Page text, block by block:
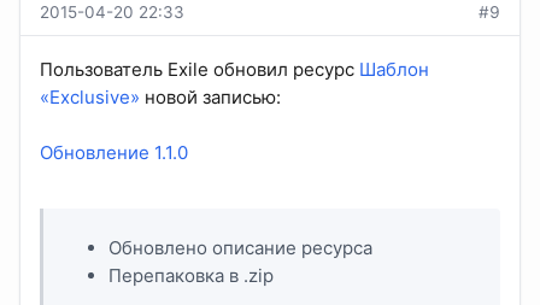
2015-04-20 22:33 #9
Пользователь Exile обновил ресурс Шаблон
«Exclusive» новой записью:
Обновление 1.1.0
Обновлено описание ресурса
Перепаковка в .zip